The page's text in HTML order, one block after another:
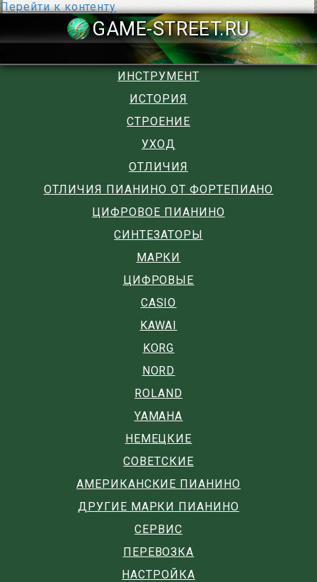
Перейти к контенту
GAME-
ИНСТРУМЕНТ
ИСТОРИЯ
СТРОЕНИЕ
УХОД
ОТЛИЧИЯ
ОТЛИЧИЯ ПИАНИНО ОТ ФОРТЕПИАНО
ЦИФРОВОЕ ПИАНИНО
СИНТЕЗАТОРЫ
МАРКИ
ЦИФРОВЫЕ
CASIO
KAWAI
KORG
NORD
ROLAND
YAMAHA
НЕМЕЦКИЕ
СОВЕТСКИЕ
АМЕРИКАНСКИЕ ПИАНИНО
ДРУГИЕ МАРКИ ПИАНИНО
СЕРВИС
ПЕРЕВОЗКА
НАСТРОЙКА